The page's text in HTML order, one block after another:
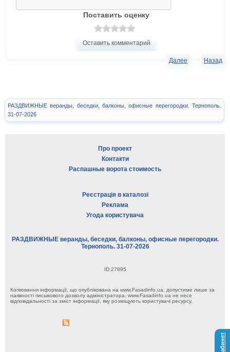
Поставить оценку
Оставить комментарий
Назад
Далее
РАЗДВИЖНЫЕ веранды, беседки, балконы, офисные перегородки. Тернополь.
31-07-2026
Про проект
Контакти
Распашные ворота стоимость
Реєстрація в каталозі
Реклама
Угода користувача
РАЗДВИЖНЫЕ веранды, беседки, балконы, офисные перегородки.
Тернополь. 31-07-2026
ID:27895
Копіювання інформації, що опублікована на www.Fasadinfo.ua, допустиме лише за
наявності письмового дозволу адміністратора. www.Fasadinfo.ua не несе
відповідальності за зміст інформації, яку розміщують користувачі ресурсу.